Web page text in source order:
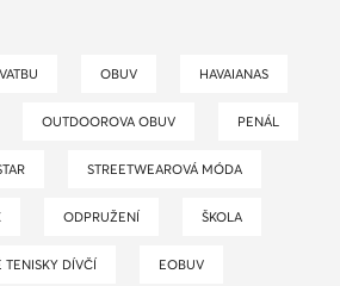
OBUV HAVAIANAS
OUTDOOROVA OBUV PENÁL
STREETWEAROVÁ MÓDA
ODPRUŽENÍ ŠKOLA
TENISKY DÍVČÍ EOBUV